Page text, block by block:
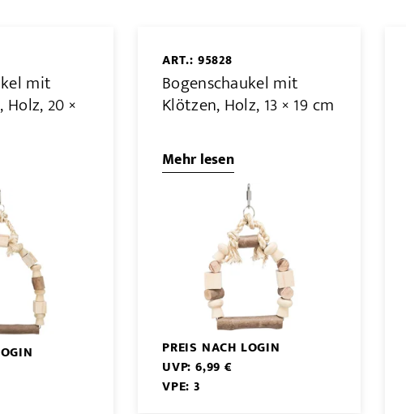
mit
20 ×
ART.: 95828
Bogenschaukel mit
Klötzen, Holz, 13 × 19 cm
Mehr lesen
PREIS NACH LOGIN
UVP: 6,99 €
VPE: 3